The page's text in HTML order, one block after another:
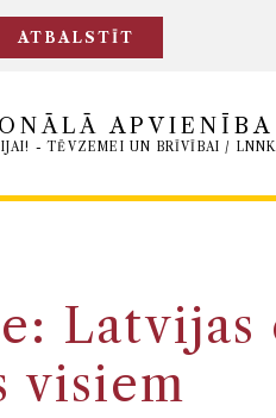
ATBALSTĪT
APVIENĪBA
- TĒVZEMEI UN BRĪVĪBAI / LNNK
Latvijas
visiem